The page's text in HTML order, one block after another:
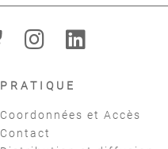
PRATIQUE
Coordonnées et Accès
Contact